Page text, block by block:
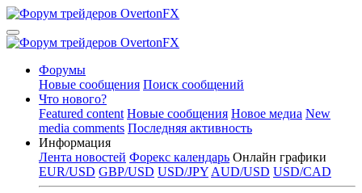
Форумы
Новые сообщения Поиск сообщений
Что нового?
Featured content Новые сообщения Новое медиа New
media comments Последняя активность
Информация
Лента новостей Форекс календарь Онлайн графики
EUR/USD GBP/USD USD/JPY AUD/USD USD/CAD